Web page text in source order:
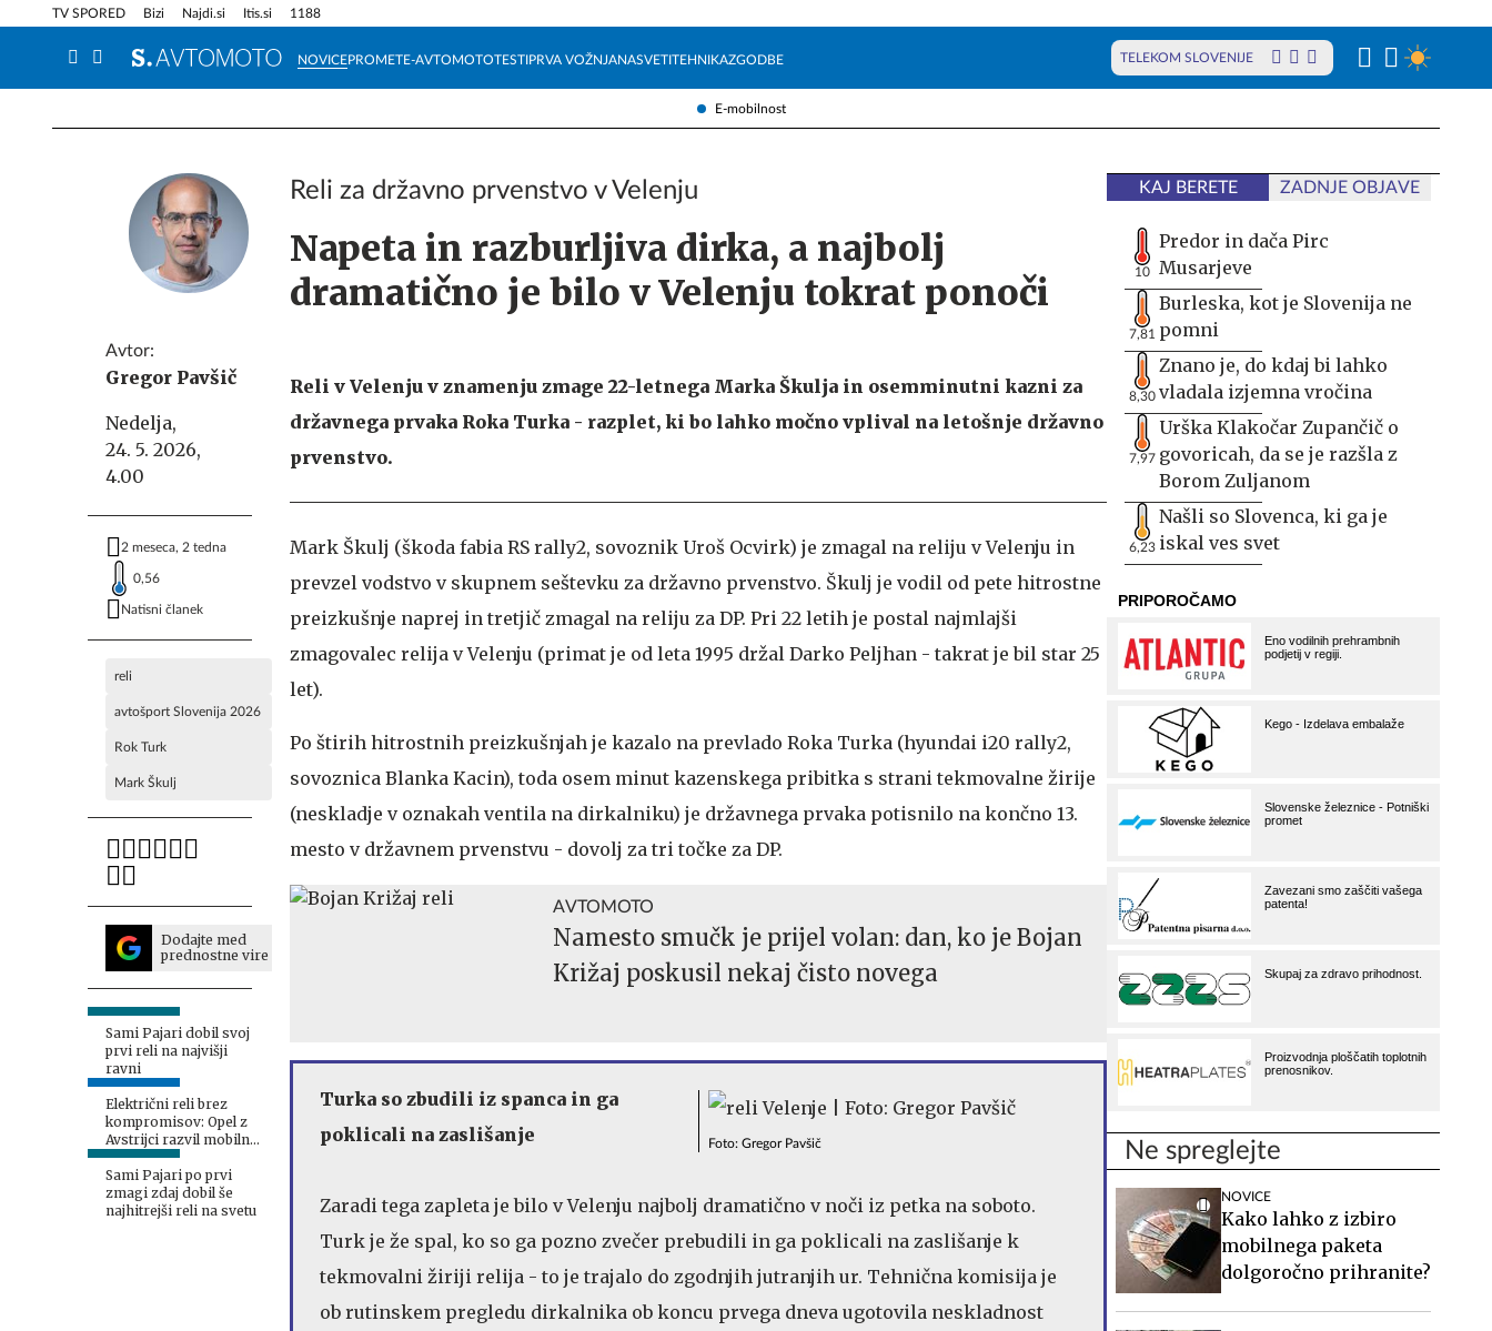
E-mobilnost
TV SPORED Bizi Najdi.si Itis.si 1188
NOVICEPROMETE-AVTOMOTOTESTIPRVA VOŽNJANASVETITEHNIKAZGODBE TELEKOM SLOVENIJE
Info in obvestila Tehnik
Avtor:
Gregor Pavšič
Nedelja,
24. 5. 2026,
4.00
2 meseca, 2 tedna
0,56
Natisni članek
reli
avtošport Slovenija 2026
Rok Turk
Mark Škulj
Dodajte med
prednostne vire
Sami Pajari dobil svoj
prvi reli na najvišji
ravni
Električni reli brez
kompromisov: Opel z
Avstrijci razvil mobilno
polnilno mrežo
Sami Pajari po prvi
zmagi zdaj dobil še
najhitrejši reli na svetu
Reli za državno prvenstvo v Velenju
Napeta in razburljiva dirka, a najbolj
dramatično je bilo v Velenju tokrat ponoči
Reli v Velenju v znamenju zmage 22-letnega Marka Škulja in osemminutni kazni za
državnega prvaka Roka Turka - razplet, ki bo lahko močno vplival na letošnje državno
prvenstvo.
Mark Škulj (škoda fabia RS rally2, sovoznik Uroš Ocvirk) je zmagal na reliju v Velenju in
prevzel vodstvo v skupnem seštevku za državno prvenstvo. Škulj je vodil od pete hitrostne
preizkušnje naprej in tretjič zmagal na reliju za DP. Pri 22 letih je postal najmlajši
zmagovalec relija v Velenju (primat je od leta 1995 držal Darko Peljhan - takrat je bil star 25
let).
Po štirih hitrostnih preizkušnjah je kazalo na prevlado Roka Turka (hyundai i20 rally2,
sovoznica Blanka Kacin), toda osem minut kazenskega pribitka s strani tekmovalne žirije
(neskladje v oznakah ventila na dirkalniku) je državnega prvaka potisnilo na končno 13.
mesto v državnem prvenstvu - dovolj za tri točke za DP.
AVTOMOTO
Namesto smučk je prijel volan: dan, ko je Bojan
Križaj poskusil nekaj čisto novega
Foto: Gregor Pavšič
Turka so zbudili iz spanca in ga
poklicali na zaslišanje
Zaradi tega zapleta je bilo v Velenju najbolj dramatično v noči iz petka na soboto.
Turk je že spal, ko so ga pozno zvečer prebudili in ga poklicali na zaslišanje k
tekmovalni žiriji relija - to je trajalo do zgodnjih jutranjih ur. Tehnična komisija je
ob rutinskem pregledu dirkalnika ob koncu prvega dneva ugotovila neskladnost
KAJ BERETE ZADNJE OBJAVE
10
Predor in dača Pirc
Musarjeve
7,81
Burleska, kot je Slovenija ne
pomni
8,30
Znano je, do kdaj bi lahko
vladala izjemna vročina
7,97
Urška Klakočar Zupančič o
govoricah, da se je razšla z
Borom Zuljanom
6,23
Našli so Slovenca, ki ga je
iskal ves svet
Ne spreglejte
NOVICE
Kako lahko z izbiro
mobilnega paketa
dolgoročno prihranite?